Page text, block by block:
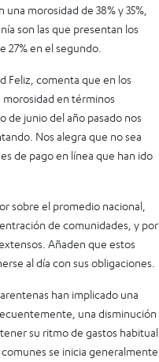
morosidad de 38% y 35%,
son las que presentan los
27% en el segundo.
Feliz, comenta que en los
en términos
de junio del año pasado nos
Nos alegra que no sea
de pago en línea que han ido
sobre el promedio nacional,
de comunidades, y por
Añaden que estos
al día con sus obligaciones.
han implicado una
una disminución
su ritmo de gastos habitual
se inicia generalmente